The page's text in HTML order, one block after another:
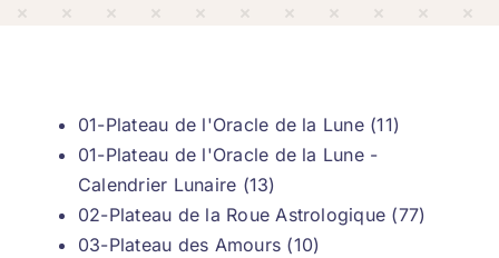
Mes outils de lumière
01-Plateau de l'Oracle de la Lune (11)
01-Plateau de l'Oracle de la Lune -
Calendrier Lunaire (13)
02-Plateau de la Roue Astrologique (77)
03-Plateau des Amours (10)